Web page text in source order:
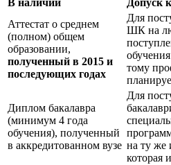
Аттестат о среднем
(полном) общем
образовании,
полученный в 2015 и
последующих годах
Для
ШК на
тому
Диплом бакалавра
(минимум 4 года
обучения), полученный
в аккредитованном вузе
Для
на ту же
которая